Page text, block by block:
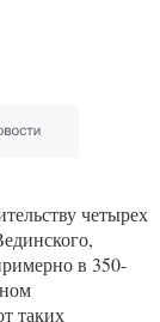
четырех
в 350-
таких